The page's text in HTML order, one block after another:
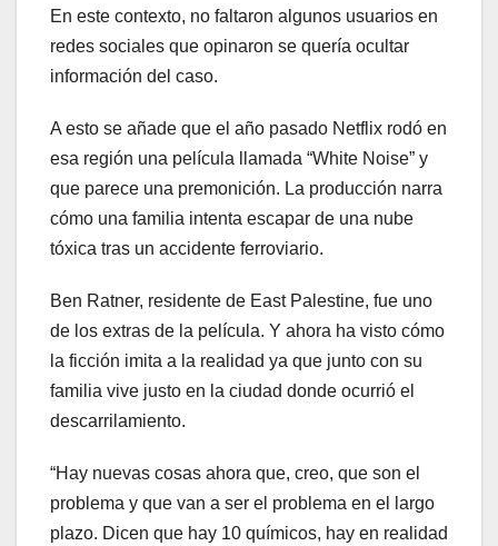
En este contexto, no faltaron algunos usuarios en
redes sociales que opinaron se quería ocultar
información del caso.
A esto se añade que el año pasado Netflix rodó en
esa región una película llamada “White Noise” y
que parece una premonición. La producción narra
cómo una familia intenta escapar de una nube
tóxica tras un accidente ferroviario.
Ben Ratner, residente de East Palestine, fue uno
de los extras de la película. Y ahora ha visto cómo
la ficción imita a la realidad ya que junto con su
familia vive justo en la ciudad donde ocurrió el
descarrilamiento.
“Hay nuevas cosas ahora que, creo, que son el
problema y que van a ser el problema en el largo
plazo. Dicen que hay 10 químicos, hay en realidad